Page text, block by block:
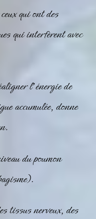
qui ont des
qui interfèrent avec
l’énergie de
accumulée, donne
du poumon
tissus nerveux, des